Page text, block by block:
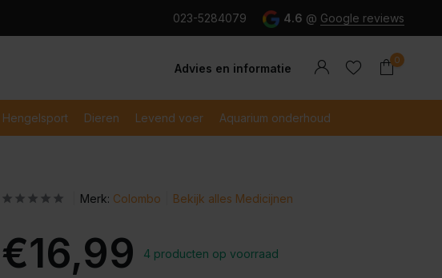
Veilig en snel betaald met iDeal
023-5284079 4.6 @ Google reviews
Advies en informatie
Account
0
Hengelsport Dieren Levend voer Aquarium onderhoud
Merk: Colombo Bekijk alles Medicijnen
€16,99 4 producten op voorraad